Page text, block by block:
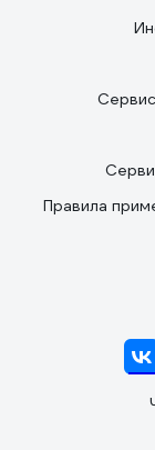
Правила